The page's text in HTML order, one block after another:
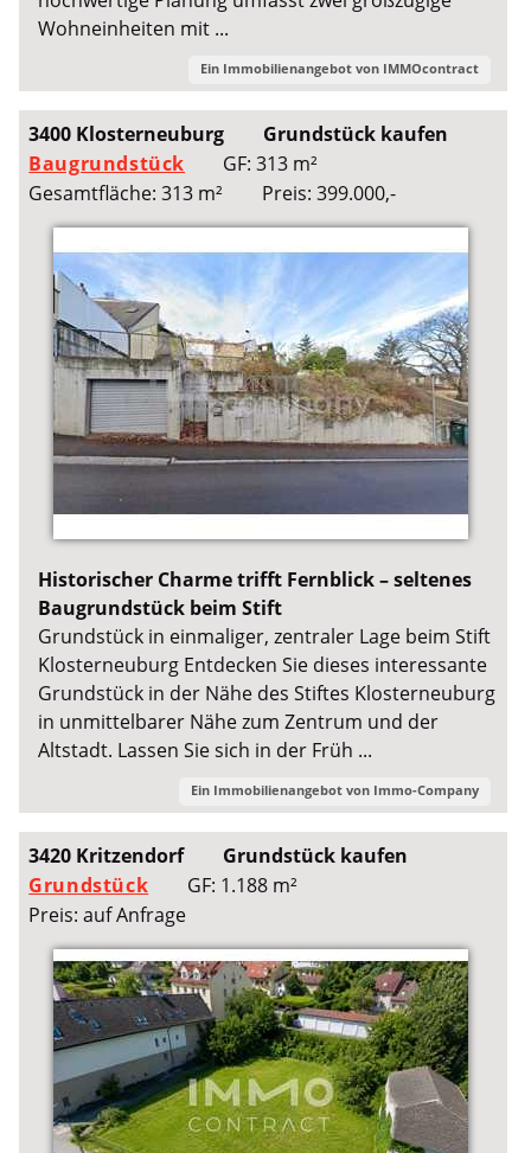
Wohneinheiten mit ...
Ein Immobilienangebot von IMMOcontract
3400 Klosterneuburg
Grundstück kaufen
Baugrundstück
GF: 313 m²
Gesamtfläche: 313 m²
Preis: 399.000,-
Historischer Charme trifft Fernblick – seltenes
Baugrundstück beim Stift
Grundstück in einmaliger, zentraler Lage beim Stift
Klosterneuburg Entdecken Sie dieses interessante
Grundstück in der Nähe des Stiftes Klosterneuburg
in unmittelbarer Nähe zum Zentrum und der
Altstadt. Lassen Sie sich in der Früh ...
Ein Immobilienangebot von Immo-Company
3420 Kritzendorf
Grundstück kaufen
Grundstück
GF: 1.188 m²
Preis: auf Anfrage